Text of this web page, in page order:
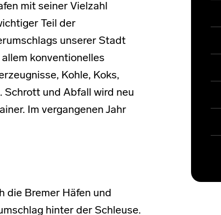
mit seiner Vielzahl
Teil der
unserer Stadt
konventionelles
Kohle, Koks,
Schrott und Abfall wird neu
Im vergangenen Jahr
die Bremer Häfen und
hinter der Schleuse.